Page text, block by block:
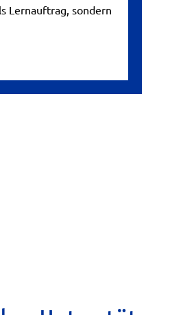
Lernauftrag, sondern